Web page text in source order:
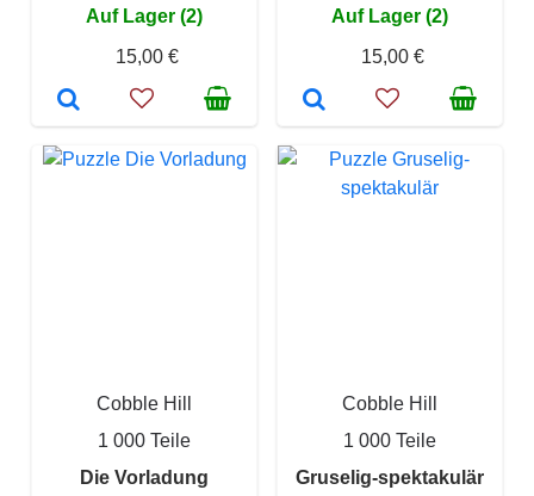
Auf Lager (2)
15,00 €
Auf Lager (2)
15,00 €
Cobble Hill
1 000 Teile
Die Vorladung
Cobble Hill
1 000 Teile
Gruselig-spektakulär